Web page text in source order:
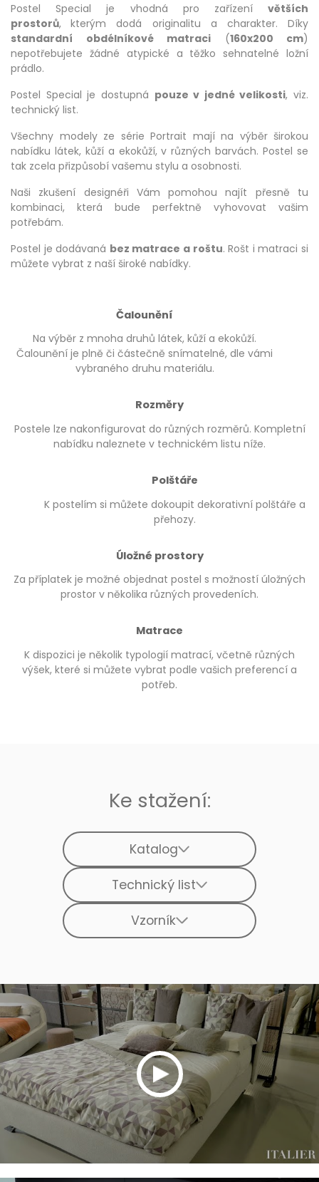
Postel Special je vhodná pro zařízení větších
prostorů,
kterým dodá originalitu a charakter. Díky
standardní obdélníkové matraci (160x200 cm)
nepotřebujete žádné atypické a těžko sehnatelné ložní
prádlo.
Postel Special je dostupná pouze v jedné velikosti, viz.
technický list.
Všechny modely ze série Portrait mají na výběr širokou
nabídku látek, kůží a ekokůží, v různých barvách. Postel se
tak zcela přizpůsobí vašemu stylu a osobnosti.
Naši zkušení designéři Vám pomohou najít přesně tu
kombinaci, která bude perfektně vyhovovat vašim
potřebám.
Postel je dodávaná bez matrace a roštu. Rošt i matraci si
můžete vybrat z naší široké nabídky.
Čalounění
Na výběr z mnoha druhů látek, kůží a ekokůží.
Čalounění je plně či částečně snímatelné, dle vámi
vybraného druhu materiálu.
Rozměry
Postele lze nakonfigurovat do různých rozměrů. Kompletní
nabídku naleznete v technickém listu níže.
Polštáře
K postelím si můžete dokoupit dekorativní polštáře a
přehozy.
Úložné prostory
Za příplatek je možné objednat postel s možností úložných
prostor v několika různých provedeních.
Matrace
K dispozici je několik typologií matrací, včetně různých
výšek, které si můžete vybrat podle vašich preferencí a
potřeb.
Ke stažení:
Katalog
Technický list
Vzorník